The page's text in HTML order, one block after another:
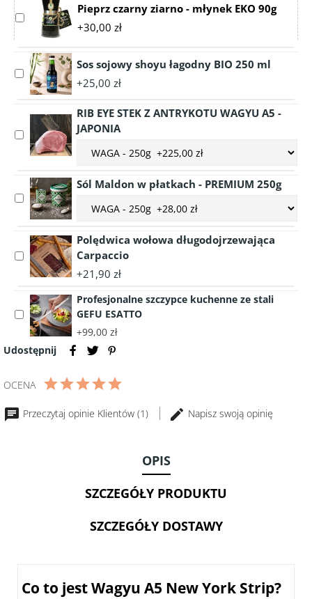
Select
accessory
czarny
ziarno
EKO
90g
Pieprz czarny ziarno - młynek EKO 90g
+30,00 zł
Select
accessory
sojowy
shoyu
łagodny
250
ml
Sos sojowy shoyu łagodny BIO 250 ml
+25,00 zł
Select
accessory
EYE
STEK
ANTRYKOTU
WAGYU
A5
JAPONIA
RIB EYE STEK Z ANTRYKOTU WAGYU A5 -
JAPONIA
accessory
RIB
EYE
Z
ANTRYKOTU
WAGYU
A5
JAPONIA
Select
accessory
Maldon
w
płatkach
PREMIUM
250g
Sól Maldon w płatkach - PREMIUM 250g
accessory
Sól
Maldon
w
-
PREMIUM
250g
Select
accessory
wołowa
długodojrzewająca
Carpaccio
Polędwica wołowa długodojrzewająca
Carpaccio
+21,90 zł
Select
accessory
Profesjonalne
szczypce
ze
GEFU
Profesjonalne szczypce kuchenne ze stali
GEFU ESATTO
+99,00 zł
Udostępnij
OCENA
Przeczytaj opinie Klientów (1) Napisz swoją opinię
OPIS
SZCZEGÓŁY PRODUKTU
SZCZEGÓŁY DOSTAWY
Co to jest Wagyu A5 New York Strip?